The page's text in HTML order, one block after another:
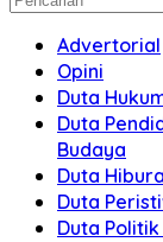
Advertorial
Opini
Duta
Duta
Budaya
Duta
Duta
Duta